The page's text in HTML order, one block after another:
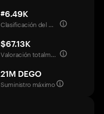
#6.49K
Clasificación del mercado
$67.13K
Valoración totalmente diluida
21M DEGO
Suministro máximo